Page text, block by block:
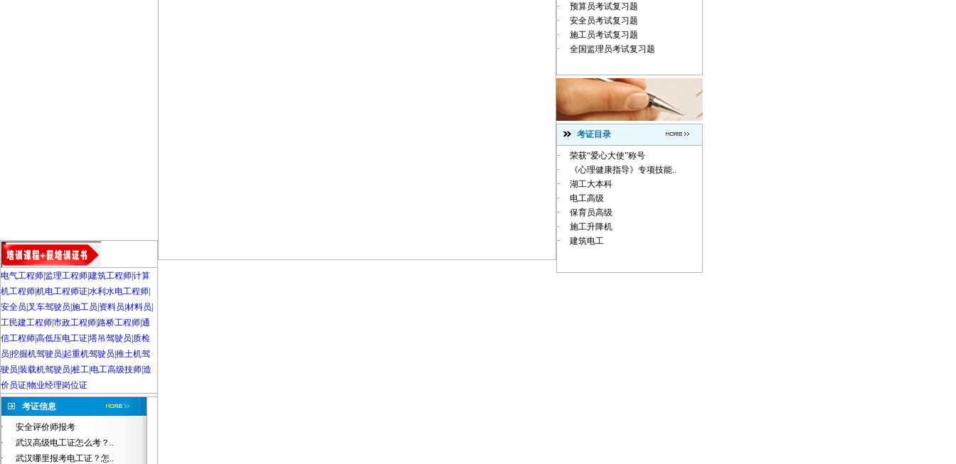
电气工程师 监理工程师建筑工程师计算
机工程师机电工程师证水利水电工程师
安全员 叉车驾驶员 施工员 资料员 材料员
工民建工程师市政工程师路桥工程师通
信工程师高低压电工证塔吊驾驶员 质检
员 挖掘机驾驶员|起重机驾驶员 推土机驾
驶员 装载机驾驶员 桩工电工高级技师造
价员证物业经理岗位证
考证信息
·
安全评价师报考
·
武汉高级电工证怎么考？..
·
武汉哪里报考电工证？怎..
·
预算员考试复习题
·
安全员考试复习题
·
施工员考试复习题
·
全国监理员考试复习题
考证目录
·
荣获“爱心大使”称号
·
《心理健康指导》专项技能..
·
湖工大本科
·
电工高级
·
保育员高级
·
施工升降机
·
建筑电工